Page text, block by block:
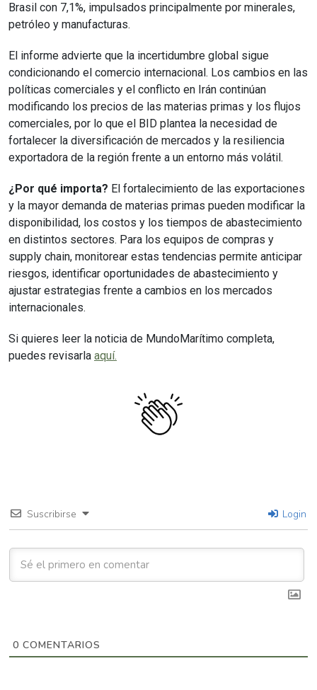
Brasil con 7,1%, impulsados principalmente por minerales,
petróleo y manufacturas.
El informe advierte que la incertidumbre global sigue
condicionando el comercio internacional. Los cambios en las
políticas comerciales y el conflicto en Irán continúan
modificando los precios de las materias primas y los flujos
comerciales, por lo que el BID plantea la necesidad de
fortalecer la diversificación de mercados y la resiliencia
exportadora de la región frente a un entorno más volátil.
¿Por qué importa? El fortalecimiento de las exportaciones
y la mayor demanda de materias primas pueden modificar la
disponibilidad, los costos y los tiempos de abastecimiento
en distintos sectores. Para los equipos de compras y
supply chain, monitorear estas tendencias permite anticipar
riesgos, identificar oportunidades de abastecimiento y
ajustar estrategias frente a cambios en los mercados
internacionales.
Si quieres leer la noticia de MundoMarítimo completa,
puedes revisarla aquí.
Suscribirse Login
0 COMENTARIOS